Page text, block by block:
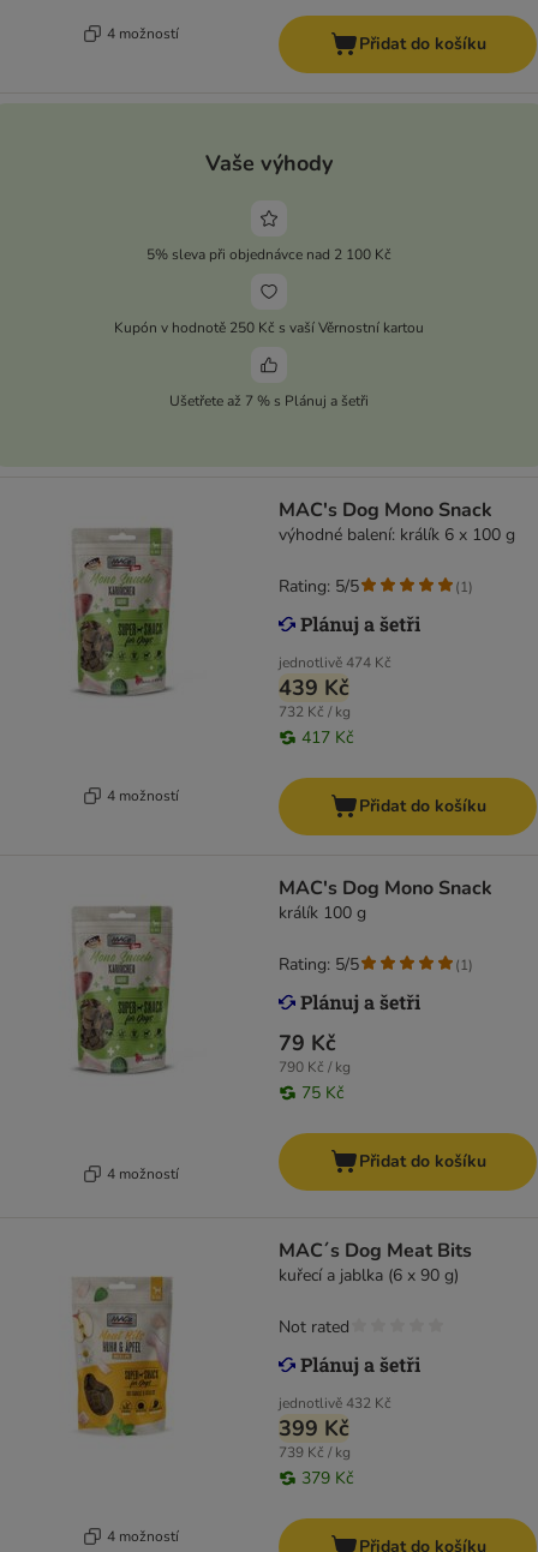
4 možností Přidat do košíku
Vaše výhody
5% sleva při objednávce nad 2 100 Kč
Kupón v hodnotě 250 Kč s vaší Věrnostní kartou
Ušetřete až 7 % s Plánuj a šetři
4 možností
MAC's Dog Mono Snack
výhodné balení: králík 6 x 100 g
jednotlivě474 Kč
439 Kč
732 Kč / kg
417 Kč
Rating: 5/5 (1)
Přidat do košíku
4 možností
MAC's Dog Mono Snack
králík 100 g
79 Kč
790 Kč / kg
75 Kč
Rating: 5/5 (1)
Přidat do košíku
4 možností
MAC´s Dog Meat Bits
kuřecí a jablka (6 x 90 g)
jednotlivě432 Kč
399 Kč
739 Kč / kg
379 Kč
Not rated
Přidat do košíku